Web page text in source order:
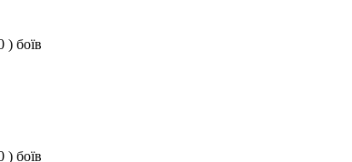
) боїв
) боїв